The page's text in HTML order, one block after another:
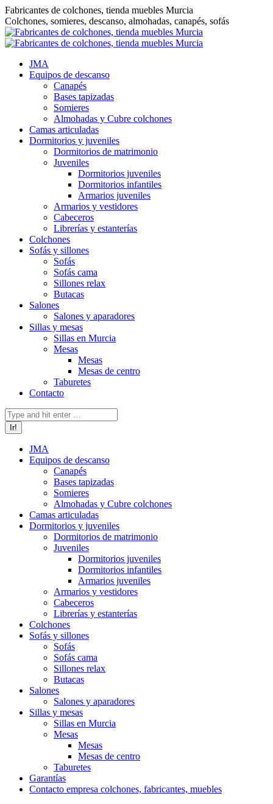
Saltar
al
contenido
Fabricantes de colchones, tienda muebles Murcia
Colchones, somieres, descanso, almohadas, canapés, sofás
JMA
Equipos de descanso
Canapés
Bases tapizadas
Somieres
Almohadas y Cubre colchones
Camas articuladas
Dormitorios y juveniles
Dormitorios de matrimonio
Juveniles
Dormitorios juveniles
Dormitorios infantiles
Armarios juveniles
Armarios y vestidores
Cabeceros
Librerías y estanterías
Colchones
Sofás y sillones
Sofás
Sofás cama
Sillones relax
Butacas
Salones
Salones y aparadores
Sillas y mesas
Sillas en Murcia
Mesas
Mesas
Mesas de centro
Taburetes
Contacto
Buscar:
JMA
Equipos de descanso
Canapés
Bases tapizadas
Somieres
Almohadas y Cubre colchones
Camas articuladas
Dormitorios y juveniles
Dormitorios de matrimonio
Juveniles
Dormitorios juveniles
Dormitorios infantiles
Armarios juveniles
Armarios y vestidores
Cabeceros
Librerías y estanterías
Colchones
Sofás y sillones
Sofás
Sofás cama
Sillones relax
Butacas
Salones
Salones y aparadores
Sillas y mesas
Sillas en Murcia
Mesas
Mesas
Mesas de centro
Taburetes
Garantías
Contacto empresa colchones, fabricantes, muebles